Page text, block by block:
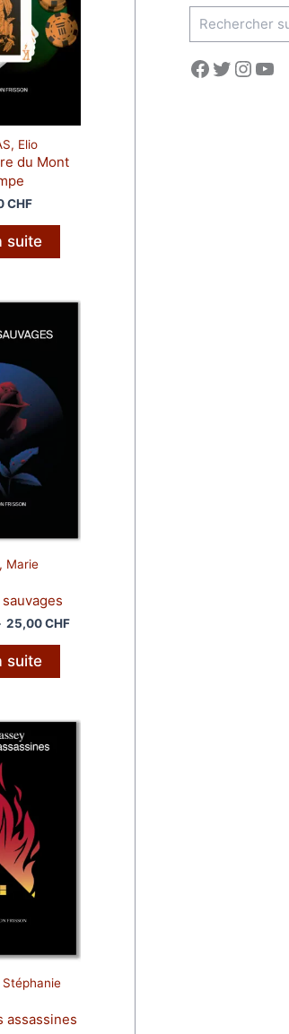
Elio
du Mont
CHF
suite
Marie
25,00CHFPlage
suite
Stéphanie
assassines
hFacebook Twitter Instagram YouTube